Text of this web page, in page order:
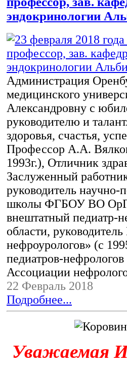
эндокринологии
Администрация
медицинского
Александровну с
руководителю и
здоровья, счастья,
Профессор А.А.
1993г.), Отличник
Заслуженный
руководитель научно-
школы ФГБОУ ВО
внештатный педиатр-
области,
нефроурологов» (с
педиатров-
Ассоциации
22 Февраль 2018
Подробнее...
Уважаемая